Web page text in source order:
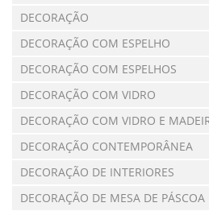
DECORAÇÃO
DECORAÇÃO COM ESPELHO
DECORAÇÃO COM ESPELHOS
DECORAÇÃO COM VIDRO
DECORAÇÃO COM VIDRO E
DECORAÇÃO CONTEMPORÂNEA
DECORAÇÃO DE INTERIORES
DECORAÇÃO DE MESA DE PÁSCOA